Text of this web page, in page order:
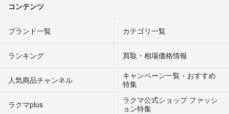
コンテンツ
ブランド一覧 カテゴリ一覧
ランキング 買取・相場価格情報
人気商品チャンネル
キャンペーン一覧・おすすめ
特集
ラクマplus
ラクマ公式ショップ ファッシ
ョン特集